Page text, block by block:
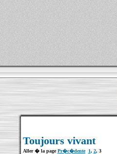
Toujours vivant
Aller � la pagePr�c�dente 1, 2, 3